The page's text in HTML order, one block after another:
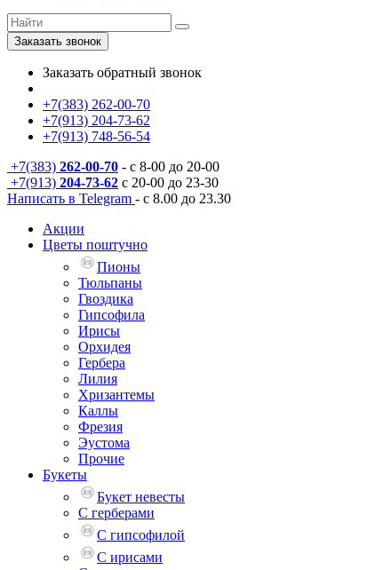
Заказать звонок
Заказать обратный звонок
+7(383) 262-00-70
+7(913) 204-73-62
+7(913) 748-56-54
+7(383) 262-00-70 - с 8-00 до 20-00
+7(913) 204-73-62 с 20-00 до 23-30
Написать в Telegram - с 8.00 до 23.30
Акции
Цветы поштучно
Пионы
Тюльпаны
Гвоздика
Гипсофила
Ирисы
Орхидея
Гербера
Лилия
Хризантемы
Каллы
Фрезия
Эустома
Прочие
Букеты
Букет невесты
С герберами
С гипсофилой
С ирисами